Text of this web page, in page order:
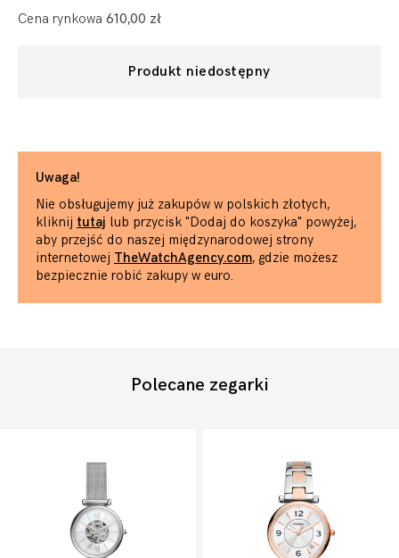
Cena rynkowa 610,00 zł
Produkt niedostępny
Uwaga!
Nie obsługujemy już zakupów w polskich złotych,
kliknij tutaj lub przycisk "Dodaj do koszyka" powyżej,
aby przejść do naszej międzynarodowej strony
internetowej TheWatchAgency.com, gdzie możesz
bezpiecznie robić zakupy w euro.
Polecane zegarki